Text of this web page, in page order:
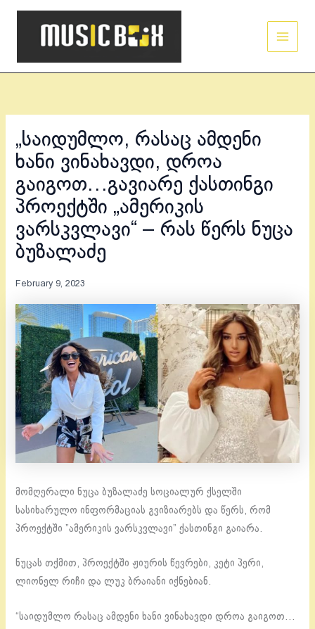
Skip
„საიდუმლო, რასაც ამდენი
ხანი ვინახავდი, დროა
გაიგოთ…გავიარე ქასთინგი
პროექტში „ამერიკის
ვარსკვლავი“ – რას წერს ნუცა
ბუზალაძე
February 9, 2023
მომღერალი ნუცა ბუზალაძე სოციალურ ქსელში
სასიხარულო ინფორმაციას გვიზიარებს და წერს, რომ
პროექტში ”ამერიკის ვარსკვლავი” ქასთინგი გაიარა.
ნუცას თქმით, პროექტში ჟიურის წევრები, კეტი პერი,
ლიონელ რიჩი და ლუკ ბრაიანი იქნებიან.
“საიდუმლო რასაც ამდენი ხანი ვინახავდი დროა გაიგოთ…